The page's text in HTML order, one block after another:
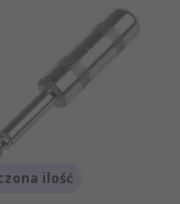
ilość